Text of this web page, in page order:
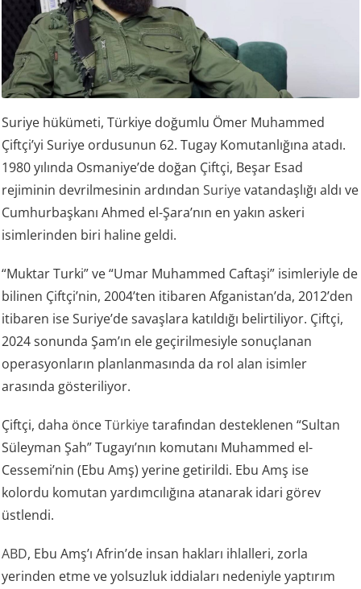
Suriye hükümeti, Türkiye doğumlu Ömer Muhammed
Çiftçi’yi Suriye ordusunun 62. Tugay Komutanlığına atadı.
1980 yılında Osmaniye’de doğan Çiftçi, Beşar Esad
rejiminin devrilmesinin ardındanSuriyevatandaşlığı aldı ve
Cumhurbaşkanı Ahmed el-Şara’nın en yakın askeri
isimlerinden biri haline geldi.
“Muktar Turki” ve “Umar Muhammed Caftaşi” isimleriyle de
bilinen Çiftçi’nin, 2004’ten itibaren Afganistan’da, 2012’den
itibaren ise Suriye’de savaşlara katıldığı belirtiliyor. Çiftçi,
2024 sonunda Şam’ın ele geçirilmesiyle sonuçlanan
operasyonların planlanmasında da rol alan isimler
arasında gösteriliyor.
Çiftçi, daha önceTürkiyetarafından desteklenen “Sultan
Süleyman Şah” Tugayı’nın komutanı Muhammed el-
Cessemi’nin (Ebu Amş) yerine getirildi. Ebu Amş ise
kolordu komutan yardımcılığına atanarak idari görev
üstlendi.
ABD, Ebu Amş’ı Afrin’de insan hakları ihlalleri, zorla
yerinden etme ve yolsuzluk iddiaları nedeniyle yaptırım